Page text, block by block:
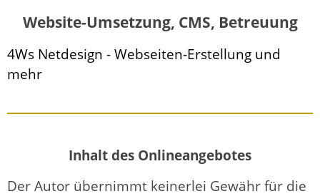
Website-Umsetzung, CMS, Betreuung
4Ws Netdesign - Webseiten-Erstellung und
mehr
Inhalt des Onlineangebotes
Der Autor übernimmt keinerlei Gewähr für die